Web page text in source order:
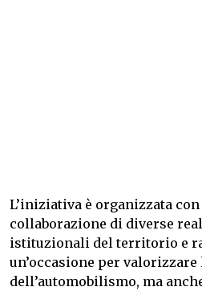
L’iniziativa è organizzata
collaborazione di diverse
istituzionali del territorio e
un’occasione per
dell’automobilismo, ma